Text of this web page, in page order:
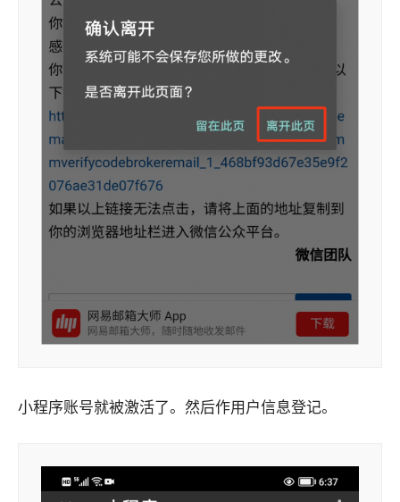
小程序账号就被激活了。然后作用户信息登记。